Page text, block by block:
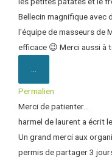
Bellecin magnifique avec
l'équipe de masseurs de
efficace 😉 Merci aussi à
Permalien
Merci de patienter...
harmel delaurenta écrit le
Un grand merci aux
permis de partager 3